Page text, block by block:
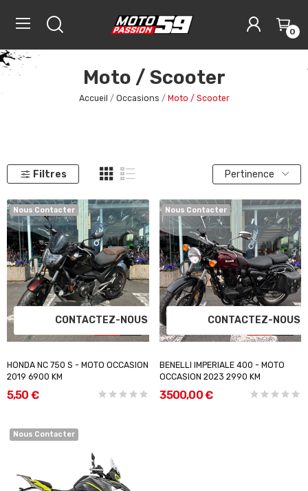
0
Moto / Scooter
Accueil Occasions Moto / Scooter
Filtres Pertinence
Nous Contacter
CONTACTEZ-NOUS
HONDA NC 750 S - MOTO OCCASION
2019 6900 KM
5,50 €
Nous Contacter
CONTACTEZ-NOUS
BENELLI IMPERIALE 400 - MOTO
OCCASION 2023 2990 KM
3 500,00 €
Nous Contacter